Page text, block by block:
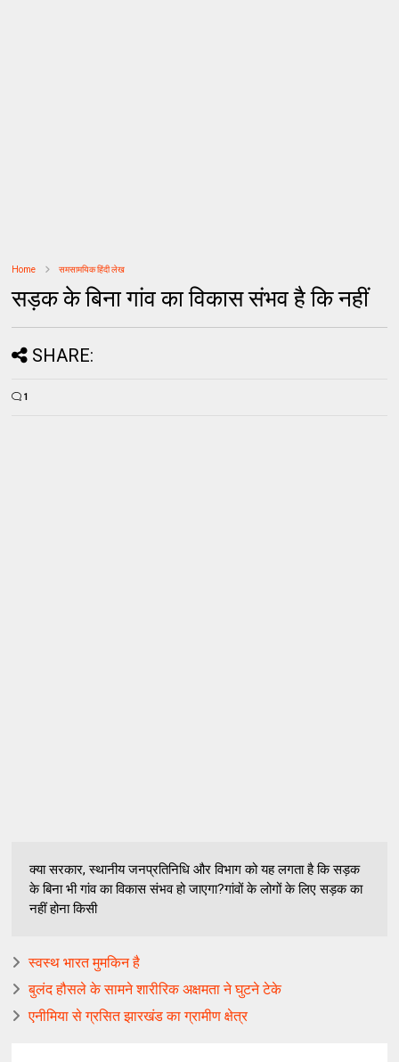
Home समसामयिक हिंदी लेख
सड़क के बिना गांव का विकास संभव है कि नहीं
SHARE:
1
क्या सरकार, स्थानीय जनप्रतिनिधि और विभाग को यह लगता है कि सड़क
के बिना भी गांव का विकास संभव हो जाएगा?गांवों के लोगों के लिए सड़क का
नहीं होना किसी
स्वस्थ भारत मुमकिन है
बुलंद हौसले के सामने शारीरिक अक्षमता ने घुटने टेके
एनीमिया से ग्रसित झारखंड का ग्रामीण क्षेत्र